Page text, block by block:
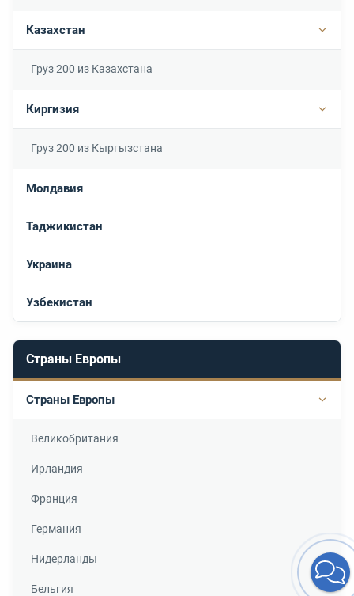
Казахстан
Груз 200 из Казахстана
Киргизия
Груз 200 из Кыргызстана
Молдавия
Таджикистан
Украина
Узбекистан
Страны Европы
Страны Европы
Великобритания
Ирландия
Франция
Германия
Нидерланды
Бельгия